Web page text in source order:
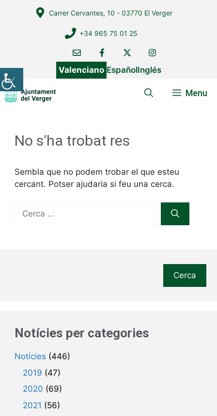
Carrer Cervantes, 10 - 03770 El Verger
+34 965 75 01 25
Valenciano EspañolInglés
Menu
No s'ha trobat res
Sembla que no podem trobar el que esteu
cercant. Potser ajudaria si feu una cerca.
Cerca:
Cerca
Notícies per categories
Notícies (446)
2019 (47)
2020 (69)
2021 (56)